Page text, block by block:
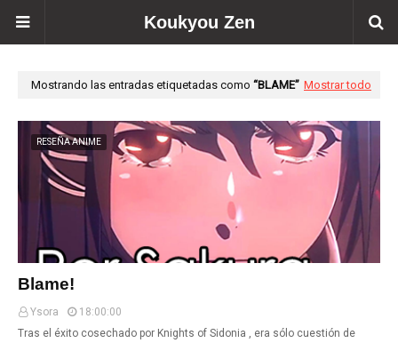
Koukyou Zen
Mostrando las entradas etiquetadas como BLAME Mostrar todo
RESEÑA ANIME
Blame!
Ysora
18:00:00
Tras el éxito cosechado por Knights of Sidonia , era sólo cuestión de